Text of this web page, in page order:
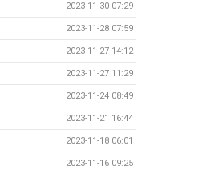
2023-11-30 07:29
2023-11-28 07:59
2023-11-27 14:12
2023-11-27 11:29
2023-11-24 08:49
2023-11-21 16:44
2023-11-18 06:01
2023-11-16 09:25